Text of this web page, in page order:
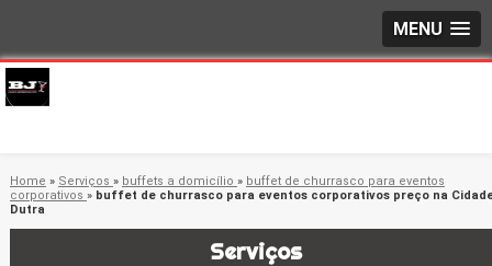
MENU
Home » Serviços » buffets a domicílio » buffet de churrasco para eventos
corporativos » buffet de churrasco para eventos corporativos preço na
Dutra
Serviços